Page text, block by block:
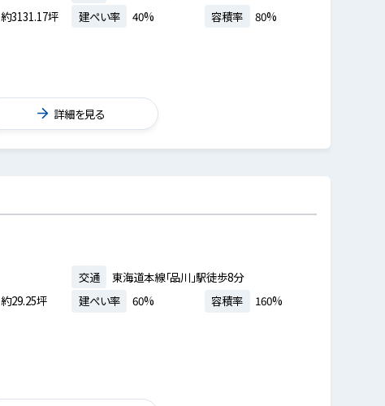
約3131.17坪 建ぺい率 40% 容積率 80%
詳細を見る
交通
東海道本線「品川」駅徒歩8分
約29.25坪 建ぺい率 60% 容積率 160%